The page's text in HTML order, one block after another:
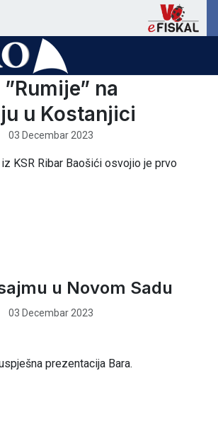
na
u Kostanjici
03 Decembar 2023
iz KSR Ribar Baošići osvojio je prvo
u Novom Sadu
03 Decembar 2023
prezentacija Bara.